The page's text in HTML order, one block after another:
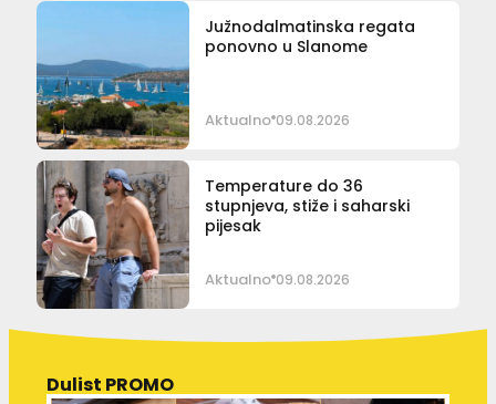
Južnodalmatinska regata
ponovno u Slanome
Aktualno 09.08.2026
Temperature do 36
stupnjeva, stiže i saharski
pijesak
Aktualno 09.08.2026
Dulist PROMO